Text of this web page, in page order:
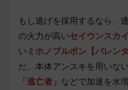
もし逃げを採用するなら、
の火力が高いセイウンスカイ
い ミホノブルボン【バレンタ
だ、本体アンスキを用いな
「逃亡者」 などで加速を水